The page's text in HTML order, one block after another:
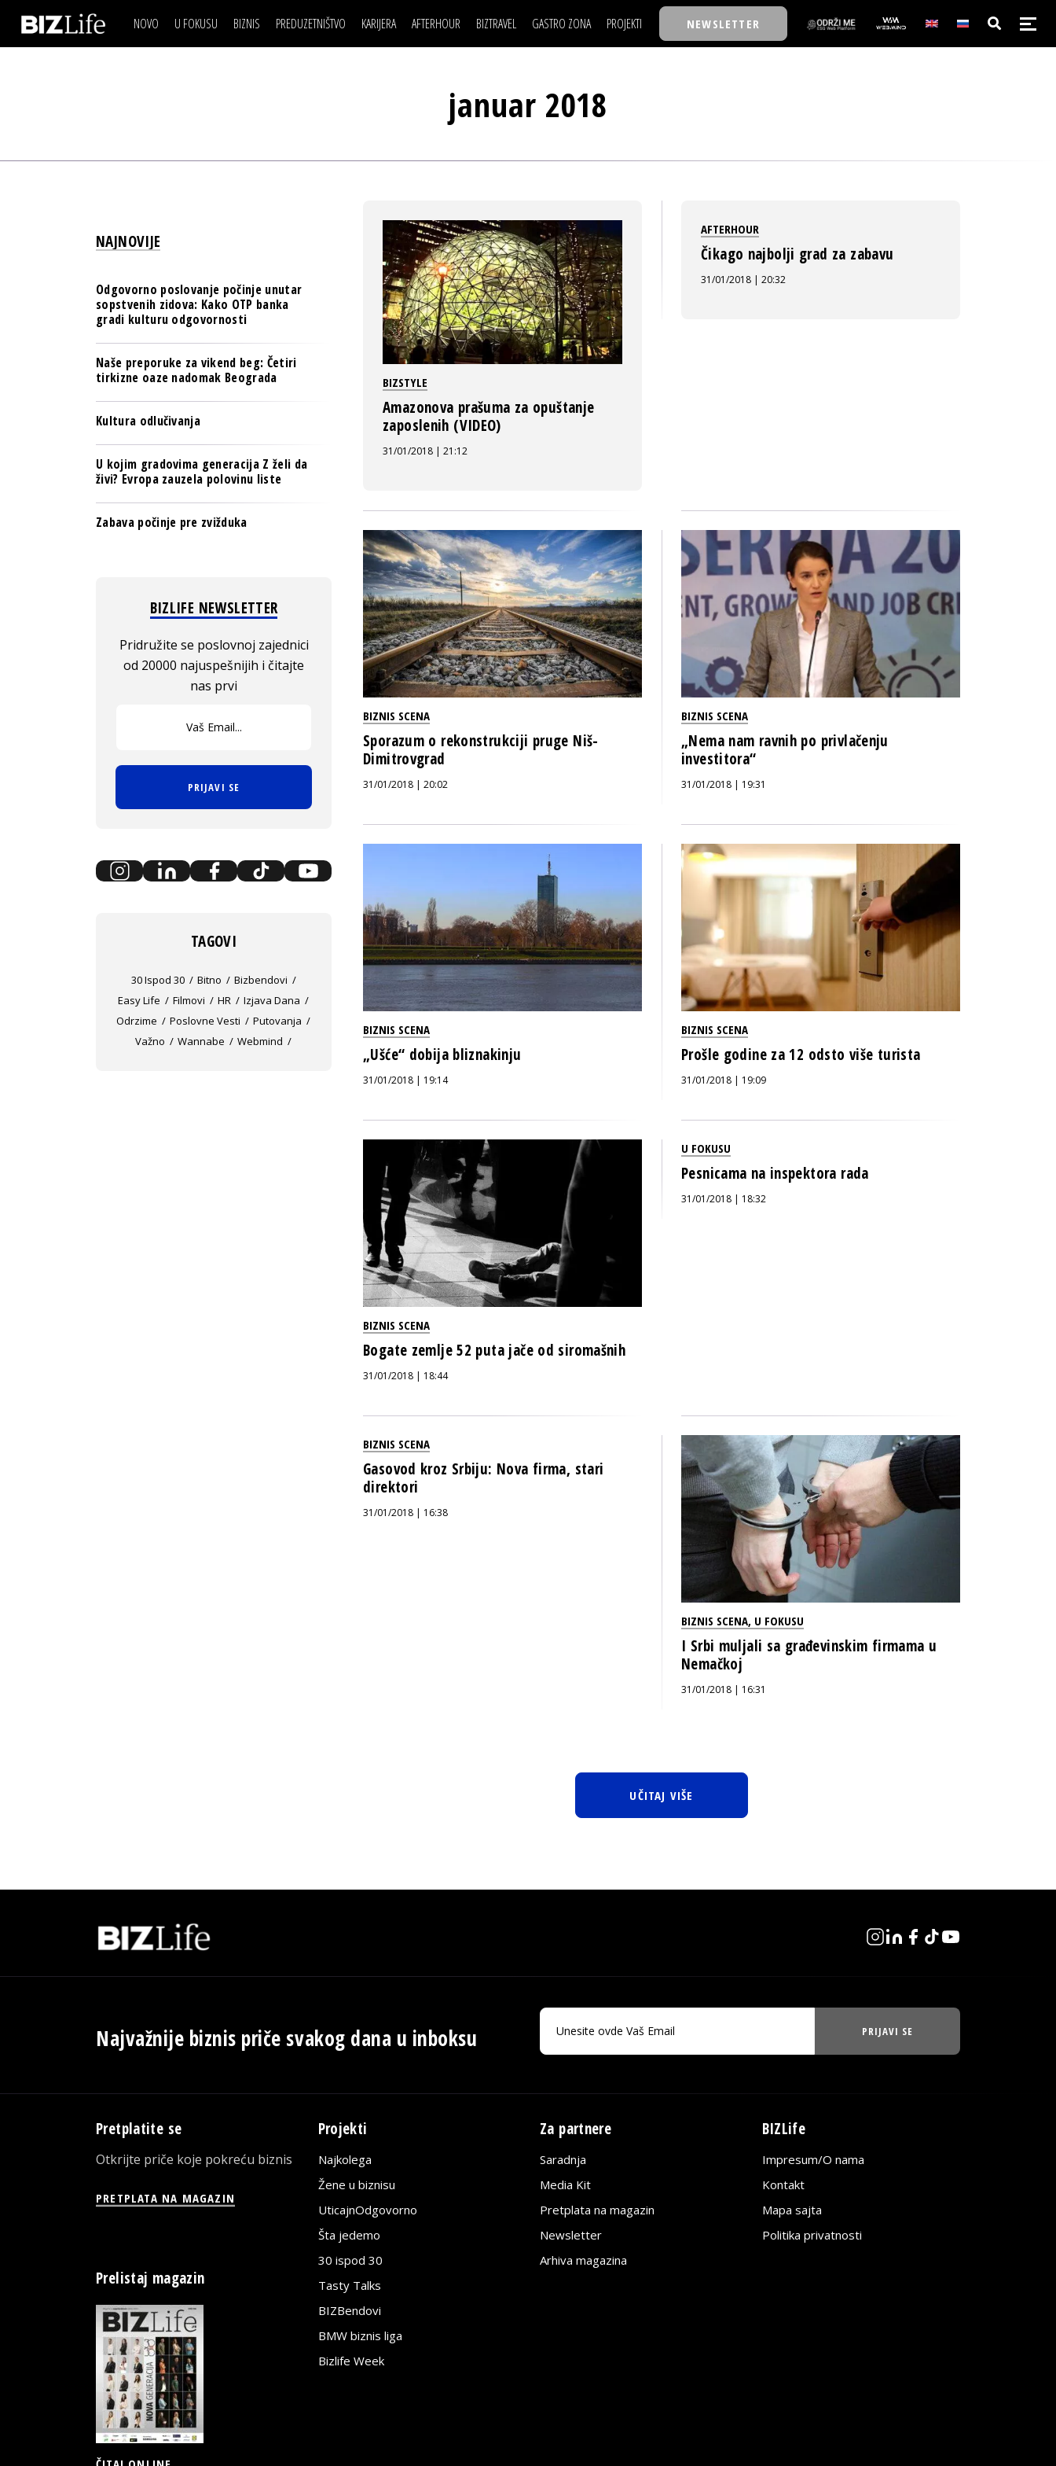
NOVO U FOKUSU BIZNIS
ESG & ENERGY
PULS REGIONA
PREDUZETNIŠTVO KARIJERA
USAVRŠAVANJE
AFTERHOUR
KNJIGE
AUTO SVET
STIL
BIZTRAVEL GASTRO ZONA PROJEKTI
BACK TO OFFICE/SCHOOL
BMW BIZNIS LIGA
BIZLIFE WEEK
IZJAVA GODINE
NEWSLETTER
IZJAVA DANABIZNIS SCENA
NOVO NA RAFU
POSAO
FILM I SCENA
NAJKOLEGA
BIZLIFE WEEK
IZJAVA GODINE
januar 2018
BIZSTYLE
Amazonova prašuma za opuštanje
zaposlenih (VIDEO)
31/01/2018 | 21:12
AFTERHOUR
Čikago najbolji grad za zabavu
31/01/2018 | 20:32
BIZNIS SCENA
Sporazum o rekonstrukciji pruge Niš-
Dimitrovgrad
31/01/2018 | 20:02
BIZNIS SCENA
„Nema nam ravnih po privlačenju
investitora“
31/01/2018 | 19:31
BIZNIS SCENA
„Ušće“ dobija bliznakinju
31/01/2018 | 19:14
BIZNIS SCENA
Prošle godine za 12 odsto više turista
31/01/2018 | 19:09
BIZNIS SCENA
Bogate zemlje 52 puta jače od siromašnih
31/01/2018 | 18:44
U FOKUSU
Pesnicama na inspektora rada
31/01/2018 | 18:32
BIZNIS SCENA
Gasovod kroz Srbiju: Nova firma, stari
direktori
31/01/2018 | 16:38
BIZNIS SCENA, U FOKUSU
I Srbi muljali sa građevinskim firmama u
Nemačkoj
31/01/2018 | 16:31
UČITAJ VIŠE
NAJNOVIJE
Odgovorno poslovanje počinje unutar
sopstvenih zidova: Kako OTP banka
gradi kulturu odgovornosti
Naše preporuke za vikend beg: Četiri
tirkizne oaze nadomak Beograda
Kultura odlučivanja
U kojim gradovima generacija Z želi da
živi? Evropa zauzela polovinu liste
Zabava počinje pre zvižduka
BIZLIFE NEWSLETTER
Pridružite se poslovnoj zajednici
od 20000 najuspešnijih i čitajte
nas prvi
PRIJAVI SE
TAGOVI
30 Ispod 30 Bitno
Bizbendovi
Easy Life
Filmovi HR
Izjava Dana
Odrzime
Poslovne Vesti
Putovanja
Važno
Wannabe Webmind
Najvažnije biznis priče svakog dana u inboksu PRIJAVI SE
Pretplatite se
Otkrijte priče koje pokreću biznis
PRETPLATA NA MAGAZIN
Prelistaj magazin
Projekti
Najkolega
Žene u biznisu
UticajnOdgovorno
Šta jedemo
30 ispod 30
Tasty Talks
BIZBendovi
BMW biznis liga
Bizlife Week
Za partnere
Saradnja
Media Kit
Pretplata na magazin
Newsletter
Arhiva magazina
BIZLife
Impresum/O nama
Kontakt
Mapa sajta
Politika privatnosti